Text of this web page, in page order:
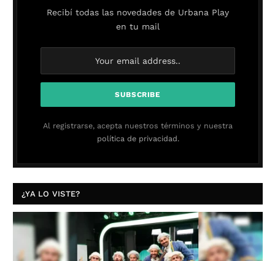
Recibí todas las novedades de Urbana Play
en tu mail
Al registrarse, acepta nuestros términos y nuestra
política de privacidad.
¿YA LO VISTE?